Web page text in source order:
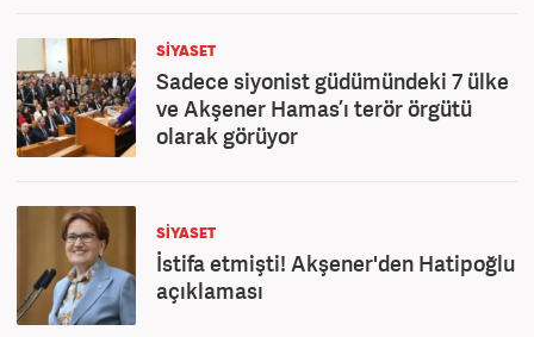
SİYASET
Sadece siyonist güdümündeki 7 ülke
ve Akşener Hamas’ı terör örgütü
olarak görüyor
SİYASET
İstifa etmişti! Akşener'den Hatipoğlu
açıklaması